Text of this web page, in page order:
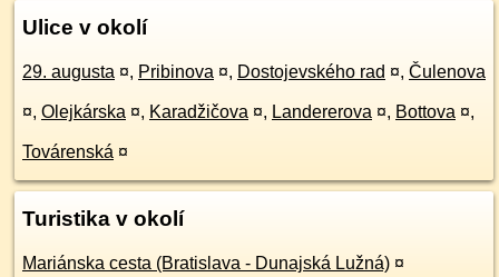
Ulice v okolí
29. augusta ¤, Pribinova ¤, Dostojevského rad ¤, Čulenova
¤, Olejkárska ¤, Karadžičova ¤, Landererova ¤, Bottova ¤,
Továrenská ¤
Turistika v okolí
Mariánska cesta (Bratislava - Dunajská Lužná) ¤